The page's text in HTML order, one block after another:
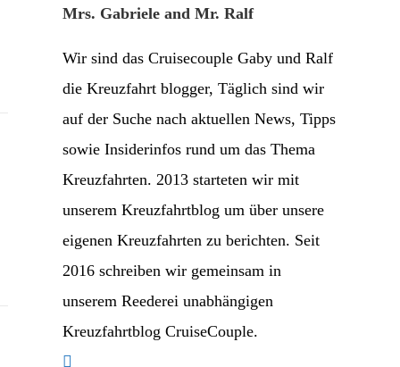
Mrs. Gabriele and Mr. Ralf
Wir sind das Cruisecouple Gaby und Ralf
die Kreuzfahrt blogger, Täglich sind wir
auf der Suche nach aktuellen News, Tipps
sowie Insiderinfos rund um das Thema
Kreuzfahrten. 2013 starteten wir mit
unserem Kreuzfahrtblog um über unsere
eigenen Kreuzfahrten zu berichten. Seit
2016 schreiben wir gemeinsam in
unserem Reederei unabhängigen
Kreuzfahrtblog CruiseCouple.